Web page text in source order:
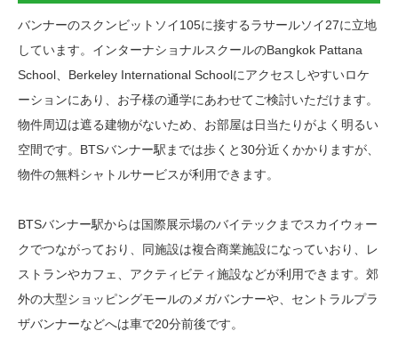
バンナーのスクンビットソイ105に接するラサールソイ27に立地
しています。インターナショナルスクールのBangkok Pattana
School、Berkeley International Schoolにアクセスしやすいロケ
ーションにあり、お子様の通学にあわせてご検討いただけます。
物件周辺は遮る建物がないため、お部屋は日当たりがよく明るい
空間です。BTSバンナー駅までは歩くと30分近くかかりますが、
物件の無料シャトルサービスが利用できます。
BTSバンナー駅からは国際展示場のバイテックまでスカイウォー
クでつながっており、同施設は複合商業施設になっていおり、レ
ストランやカフェ、アクティビティ施設などが利用できます。郊
外の大型ショッピングモールのメガバンナーや、セントラルプラ
ザバンナーなどへは車で20分前後です。